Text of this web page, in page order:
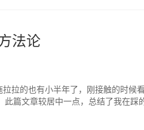
法论
拉的也有小半年了，刚接触的时候
篇文章较居中一点，总结了我在踩